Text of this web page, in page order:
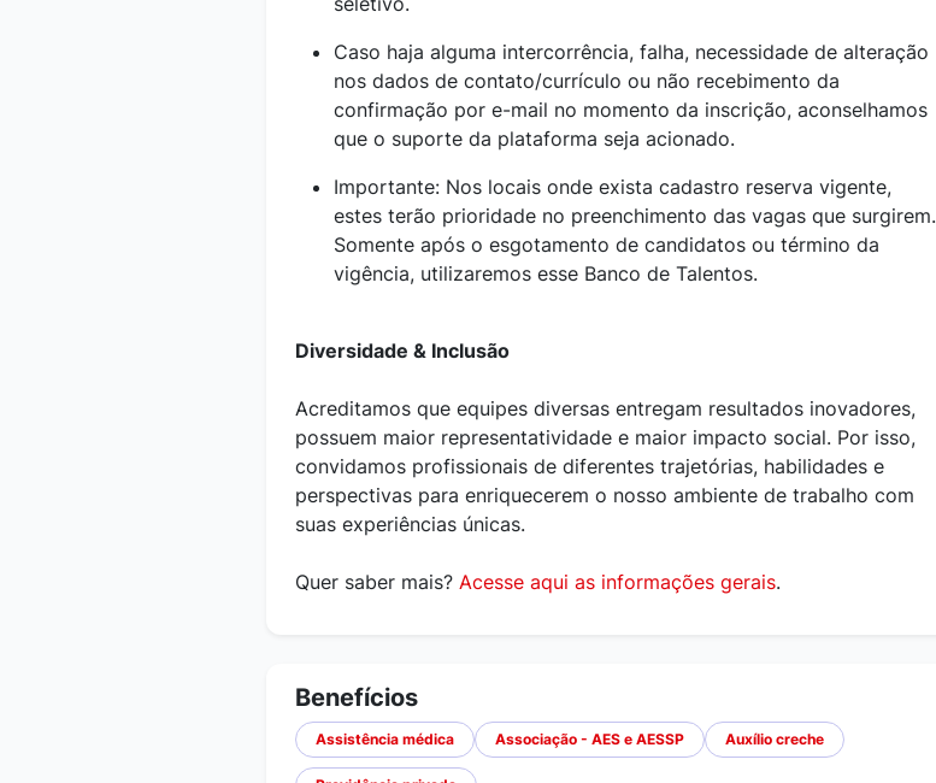
Caso haja alguma intercorrência, falha, necessidade de alteração
nos dados de contato/currículo ou não recebimento da
confirmação por e-mail no momento da inscrição, aconselhamos
que o suporte da plataforma seja acionado.
Importante: Nos locais onde exista cadastro reserva vigente,
estes terão prioridade no preenchimento das vagas que surgirem.
Somente após o esgotamento de candidatos ou término da
vigência, utilizaremos esse Banco de Talentos.
Diversidade & Inclusão
Acreditamos que equipes diversas entregam resultados inovadores,
possuem maior representatividade e maior impacto social. Por isso,
convidamos profissionais de diferentes trajetórias, habilidades e
perspectivas para enriquecerem o nosso ambiente de trabalho com
suas experiências únicas.
Quer saber mais? Acesse aqui as informações gerais.
Benefícios
Assistência médica Associação - AES e AESSP Auxílio creche